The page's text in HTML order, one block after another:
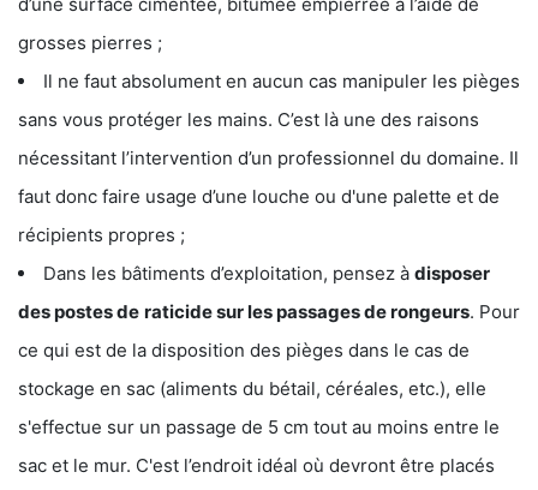
grosses pierres ;
Il ne faut absolument en aucun cas manipuler les pièges
sans vous protéger les mains. C’est là une des raisons
nécessitant l’intervention d’un professionnel du domaine. Il
faut donc faire usage d’une louche ou d'une palette et de
récipients propres ;
Dans les bâtiments d’exploitation, pensez à disposer
des postes de raticide sur les passages de rongeurs. Pour
ce qui est de la disposition des pièges dans le cas de
stockage en sac (aliments du bétail, céréales, etc.), elle
s'effectue sur un passage de 5 cm tout au moins entre le
sac et le mur. C'est l’endroit idéal où devront être placés